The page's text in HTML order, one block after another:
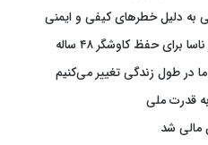
در طول زندگی تغییر می‌کنیم
قدرت ملی
مالی شد